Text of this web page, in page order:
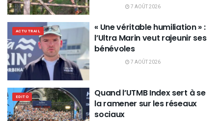
7 AOÛT 2026
ACTU TRAIL
« Une véritable humiliation » :
l’Ultra Marin veut rajeunir ses
bénévoles
7 AOÛT 2026
EDITO
Quand l’UTMB Index sert à se
la ramener sur les réseaux
sociaux